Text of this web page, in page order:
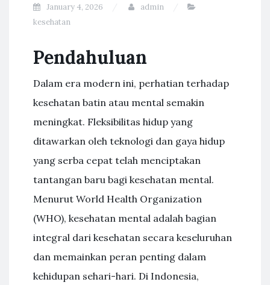
January 4, 2026
admin
kesehatan
Pendahuluan
Dalam era modern ini, perhatian terhadap
kesehatan batin atau mental semakin
meningkat. Fleksibilitas hidup yang
ditawarkan oleh teknologi dan gaya hidup
yang serba cepat telah menciptakan
tantangan baru bagi kesehatan mental.
Menurut World Health Organization
(WHO), kesehatan mental adalah bagian
integral dari kesehatan secara keseluruhan
dan memainkan peran penting dalam
kehidupan sehari-hari. Di Indonesia,